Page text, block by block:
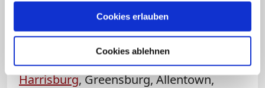
Cookies erlauben
Cookies ablehnen
Entfernung aus dem Amt und eine
Strafverfolgungsbehörden folgten.
Neben Pittsburgh sind die fünf Diözesen
Harrisburg, Greensburg, Allentown,